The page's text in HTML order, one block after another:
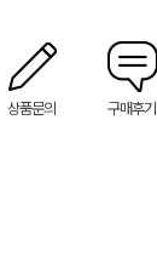
상품문의 구매후기